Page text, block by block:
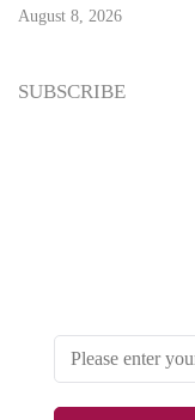
August 8, 2026
SUBSCRIBE